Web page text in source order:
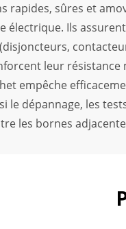
rapides, sûres et
électrique. Ils
leur résistance
empêche
le dépannage, les
les bornes